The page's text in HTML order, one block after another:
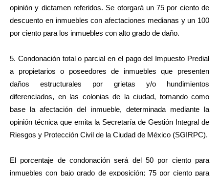
opinión y dictamen referidos. Se otorgará un 75 por ciento de
descuento en inmuebles con afectaciones medianas y un 100
por ciento para los inmuebles con alto grado de daño.
5. Condonación total o parcial en el pago del Impuesto Predial
a propietarios o poseedores de inmuebles que presenten
daños estructurales por grietas y/o hundimientos
diferenciados, en las colonias de la ciudad, tomando como
base la afectación del inmueble, determinada mediante la
opinión técnica que emita la Secretaría de Gestión Integral de
Riesgos y Protección Civil de la Ciudad de México (SGIRPC).
El porcentaje de condonación será del 50 por ciento para
inmuebles con bajo grado de exposición; 75 por ciento para